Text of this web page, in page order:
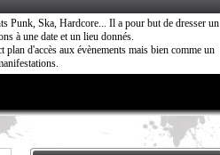
Punk, Ska, Hardcore... Il a pour but de dresser un
à une date et un lieu donnés.
d'accès aux évènements mais bien comme un